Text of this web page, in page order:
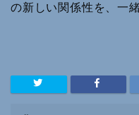
の新しい関係性を、一